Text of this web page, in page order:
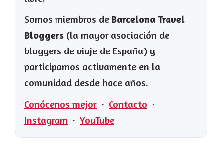
Somos miembros de Barcelona Travel
Bloggers (la mayor asociación de
bloggers de viaje de España) y
participamos activamente en la
comunidad desde hace años.
Conócenos mejor · Contacto ·
Instagram · YouTube